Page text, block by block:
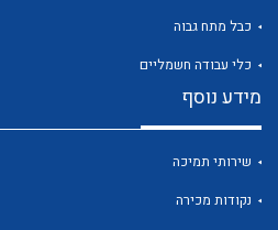
כבל מתח גבוה
כלי עבודה חשמליים
מידע נוסף
שירותי תמיכה
נקודות מכירה